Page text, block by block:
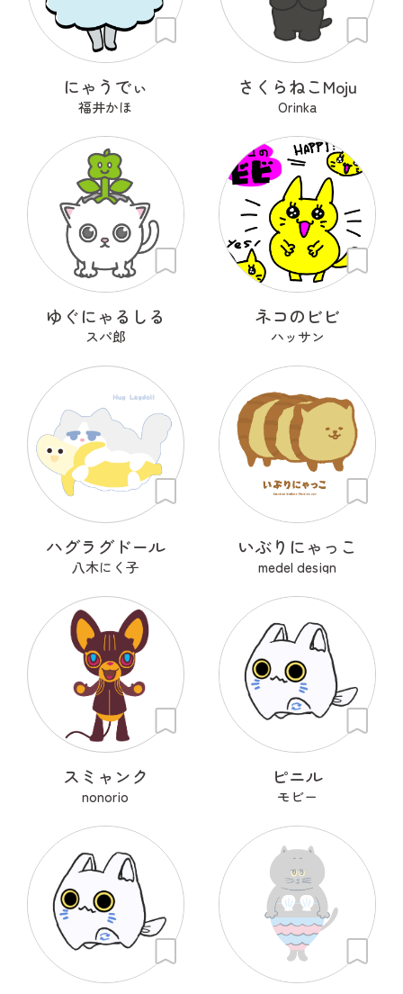
にゃうでぃ
福井かほ
さくらねこMoju
Orinka
ゆぐにゃるしる
スパ郎
ネコのビビ
ハッサン
ハグラグドール
八木にく子
いぶりにゃっこ
medel design
スミャンク
nonorio
ピニル
モビー